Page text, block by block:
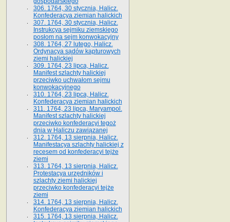
306. 1764, 30 stycznia, Halicz.
Konfederacya ziemian halickich
307. 1764, 30 stycznia, Halicz.
Instrukcya sejmiku ziemskiego
posłom na sejm konwokacyjny
308. 1764, 27 lutego, Halicz.
Ordynacya sądów kapturowych
ziemi halickiej
309. 1764, 23 lipca, Halicz.
Manifest szlachty halickiej
przeciwko uchwałom sejmu
konwokacyjnego
310. 1764, 23 lipca, Halicz.
Konfederacya ziemian halickich
311. 1764, 23 lipca, Maryampol.
Manifest szlachty halickiej
przeciwko konfederacyi tegoż
dnia w Haliczu zawiązanej
312. 1764, 13 sierpnia, Halicz.
Manifestacya szlachty halickiej z
recesem od konfederacyi tejże
ziemi
313. 1764, 13 sierpnia, Halicz.
Protestacya urzędników i
szlachty ziemi halickiej
przeciwko konfederacyi tejże
ziemi
314. 1764, 13 sierpnia, Halicz.
Konfederacya ziemian halickich
315. 1764, 13 sierpnia, Halicz.